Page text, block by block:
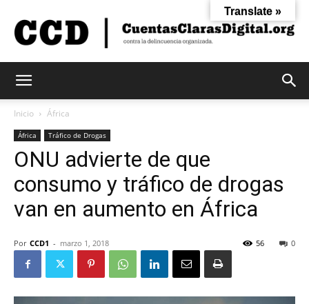
Claras
Digital
Inicio África
África Tráfico de Drogas
ONU advierte de que
consumo y tráfico de drogas
van en aumento en África
Por CCD1 - marzo 1, 2018 0
56
Translate »